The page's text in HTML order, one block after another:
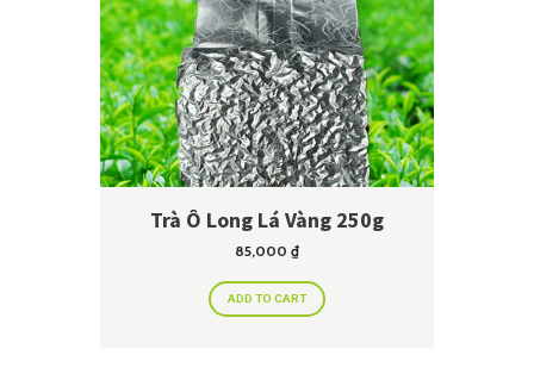
Trà Ô Long Lá Vàng 250g
85,000 ₫
ADD TO CART